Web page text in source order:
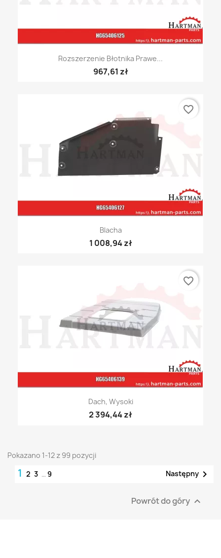
Rozszerzenie Błotnika Prawe...
967,61 zł
Blacha
1 008,94 zł
favorite_border
Dach, Wysoki
2 394,44 zł
favorite_border
Pokazano 1-12 z 99 pozycji
1 2 3 … 9 Następny 
Powrót do góry 